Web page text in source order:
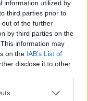
information utilized by
third parties prior to
of the further
by third parties on the
information may
on the IAB’s List of
disclose it to other
one or more Google
primas en agosto